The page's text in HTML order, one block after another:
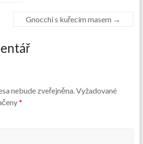
Gnocchi s kuřecím masem →
nebude zveřejněna.Vyžadované
*